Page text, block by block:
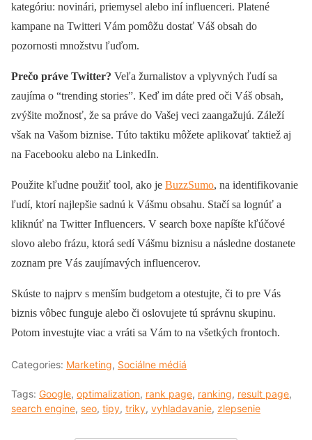
kategóriu: novinári, priemysel alebo iní influenceri. Platené
kampane na Twitteri Vám pomôžu dostať Váš obsah do
pozornosti množstvu ľuďom.
Prečo práve Twitter? Veľa žurnalistov a vplyvných ľudí sa
zaujíma o “trending stories”. Keď im dáte pred oči Váš obsah,
zvýšite možnosť, že sa práve do Vašej veci zaangažujú. Záleží
však na Vašom biznise. Túto taktiku môžete aplikovať taktiež aj
na Facebooku alebo na LinkedIn.
Použite kľudne použiť tool, ako je BuzzSumo, na identifikovanie
ľudí, ktorí najlepšie sadnú k Vášmu obsahu. Stačí sa lognúť a
kliknúť na Twitter Influencers. V search boxe napíšte kľúčové
slovo alebo frázu, ktorá sedí Vášmu biznisu a následne dostanete
zoznam pre Vás zaujímavých influencerov.
Skúste to najprv s menším budgetom a otestujte, či to pre Vás
biznis vôbec funguje alebo či oslovujete tú správnu skupinu.
Potom investujte viac a vráti sa Vám to na všetkých frontoch.
Categories: Marketing, Sociálne médiá
Tags: Google, optimalization, rank page, ranking, result page,
search engine, seo, tipy, triky, vyhladavanie, zlepsenie